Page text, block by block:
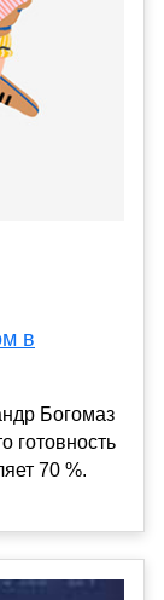
в
Богомаз
готовность
70 %.